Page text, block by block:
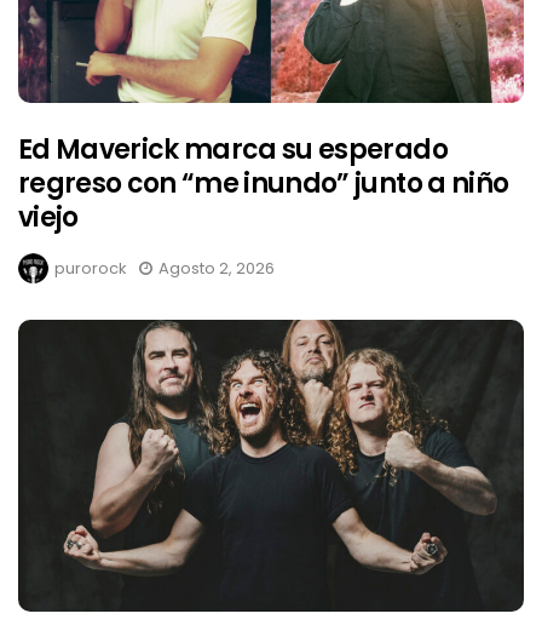
Ed Maverick marca su esperado
regreso con “me inundo” junto a niño
viejo
purorock Agosto 2, 2026